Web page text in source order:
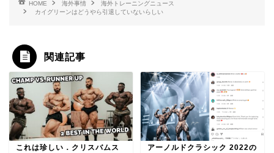
HOME 海外事情
海外トレーニングニュース
カイグリーンはどうやら引退していないらしい
関連記事
これは珍しい．クリスバムス
アーノルドクラシック 2022の